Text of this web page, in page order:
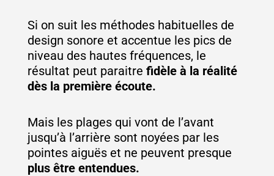
Si on suit les méthodes habituelles de
design sonore et accentue les pics de
niveau des hautes fréquences, le
résultat peut paraitre fidèle à la réalité
dès la première écoute.
Mais les plages qui vont de l’avant
jusqu’à l’arrière sont noyées par les
pointes aiguës et ne peuvent presque
plus être entendues.